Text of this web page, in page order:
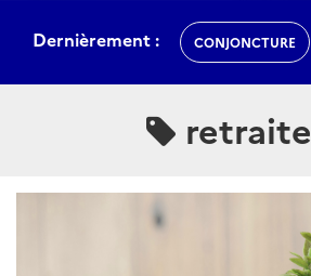
Dernièrement : CONJONCTURE
retraite